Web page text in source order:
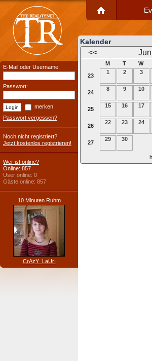
Kalender
<<
M T W
23
1 2 3
24
8 9 10
25
15 16 17
26
22 23 24
27
29 30
E-Mail oder Username:
Passwort:
merken
Passwort vergessen?
Noch nicht registriert?
Jetzt kostenlos registrieren!
Wer ist online?
Online: 857
User online: 0
Gäste online: 857
10 Minuten Ruhm
CrAzY_LaUrI